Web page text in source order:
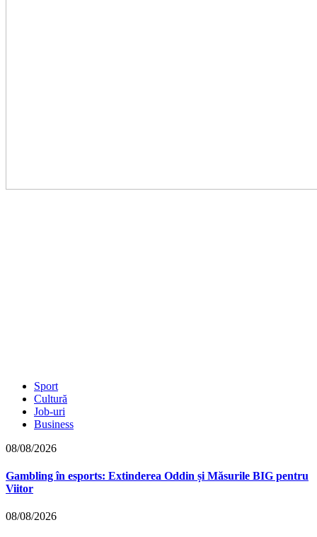
Sport
Cultură
Job-uri
Business
08/08/2026
Gambling în esports: Extinderea Oddin și Măsurile BIG pentru
Viitor
08/08/2026